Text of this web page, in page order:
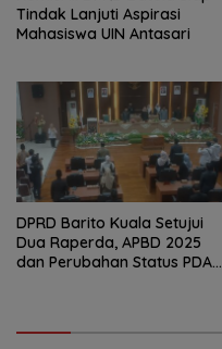
Tindak Lanjuti Aspirasi
Mahasiswa UIN Antasari
DPRD Barito Kuala Setujui
Dua Raperda, APBD 2025
dan Perubahan Status PDAM